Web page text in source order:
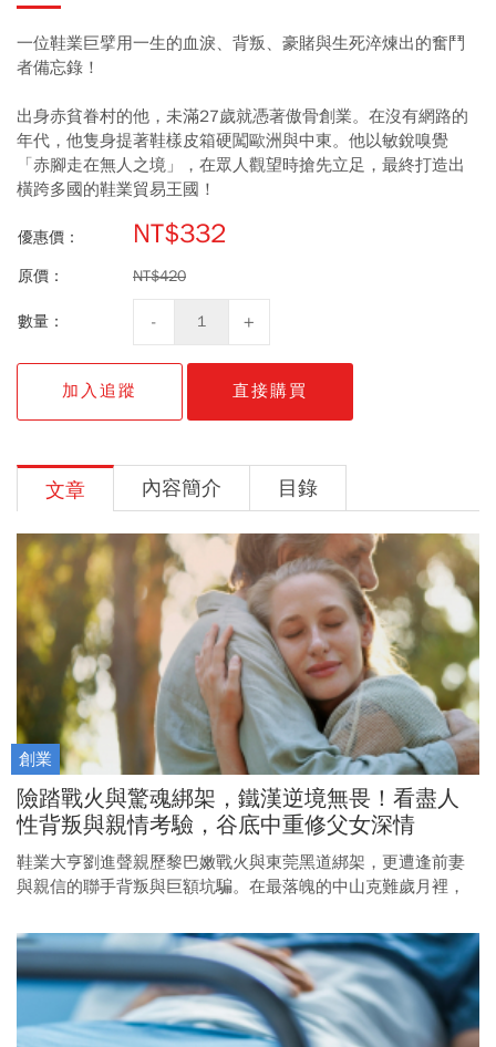
一位鞋業巨擘用一生的血淚、背叛、豪賭與生死淬煉出的奮鬥
者備忘錄！
出身赤貧眷村的他，未滿27歲就憑著傲骨創業。在沒有網路的
年代，他隻身提著鞋樣皮箱硬闖歐洲與中東。他以敏銳嗅覺
「赤腳走在無人之境」，在眾人觀望時搶先立足，最終打造出
橫跨多國的鞋業貿易王國！
優惠價： NT$332
原價： NT$420
數量：
加入追蹤 直接購買
文章 內容簡介 目錄
創業
險踏戰火與驚魂綁架，鐵漢逆境無畏！看盡人
性背叛與親情考驗，谷底中重修父女深情
鞋業大亨劉進聲親歷黎巴嫩戰火與東莞黑道綁架，更遭逢前妻
與親信的聯手背叛與巨額坑騙。在最落魄的中山克難歲月裡，